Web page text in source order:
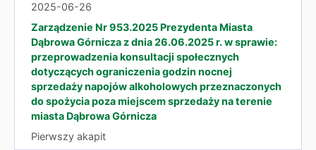
2025-06-26
Zarządzenie Nr 953.2025 Prezydenta Miasta
Dąbrowa Górnicza z dnia 26.06.2025 r. w sprawie:
przeprowadzenia konsultacji społecznych
dotyczących ograniczenia godzin nocnej
sprzedaży napojów alkoholowych przeznaczonych
do spożycia poza miejscem sprzedaży na terenie
miasta Dąbrowa Górnicza
Pierwszy akapit